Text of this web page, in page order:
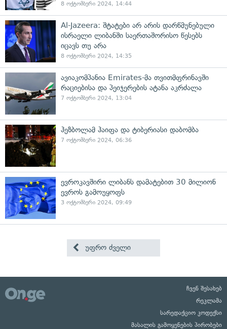
8 ოქტომბერი 2024, 14:44
Al-Jazeera: შტატები არ არის დარწმუნებული
ისრაელი ლიბანში საერთაშორისო წესებს
იცავს თუ არა
8 ოქტომბერი 2024, 14:35
ავიაკომპანია Emirates-მა თვითმფრინავში
რაციებისა და პეიჯერების ატანა აკრძალა
7 ოქტომბერი 2024, 13:04
ჰეზბოლამ ჰაიფა და ტიბერიასი დაბომბა
7 ოქტომბერი 2024, 06:36
ევროკავშირი ლიბანს დამატებით 30 მილიონ
ევროს გამოუყოფს
3 ოქტომბერი 2024, 09:49
უფრო ძველი
ჩვენ შესახებ
რეკლამა
სარედაქციო კოდექსი
მასალის გამოყენების პირობები